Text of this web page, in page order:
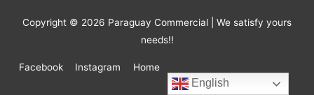
Copyright © 2026 Paraguay Commercial | We satisfy yours
needs!!
Facebook Instagram Home
English